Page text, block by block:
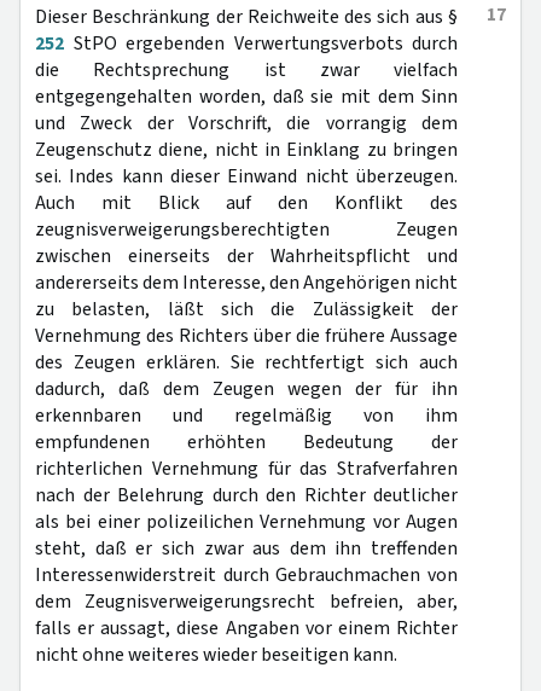
17
Dieser Beschränkung der Reichweite des sich aus §
252 StPO ergebenden Verwertungsverbots durch
die Rechtsprechung ist zwar vielfach
entgegengehalten worden, daß sie mit dem Sinn
und Zweck der Vorschrift, die vorrangig dem
Zeugenschutz diene, nicht in Einklang zu bringen
sei. Indes kann dieser Einwand nicht überzeugen.
Auch mit Blick auf den Konflikt des
zeugnisverweigerungsberechtigten Zeugen
zwischen einerseits der Wahrheitspflicht und
andererseits dem Interesse, den Angehörigen nicht
zu belasten, läßt sich die Zulässigkeit der
Vernehmung des Richters über die frühere Aussage
des Zeugen erklären. Sie rechtfertigt sich auch
dadurch, daß dem Zeugen wegen der für ihn
erkennbaren und regelmäßig von ihm
empfundenen erhöhten Bedeutung der
richterlichen Vernehmung für das Strafverfahren
nach der Belehrung durch den Richter deutlicher
als bei einer polizeilichen Vernehmung vor Augen
steht, daß er sich zwar aus dem ihn treffenden
Interessenwiderstreit durch Gebrauchmachen von
dem Zeugnisverweigerungsrecht befreien, aber,
falls er aussagt, diese Angaben vor einem Richter
nicht ohne weiteres wieder beseitigen kann.